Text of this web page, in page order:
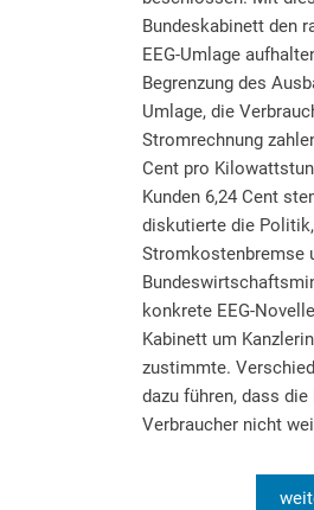
Bundeskabinett den
EEG-Umlage
Begrenzung des
Umlage, die
Stromrechnung
Cent pro
Kunden 6,24 Cent
diskutierte die
Stromkostenbremse
konkrete EEG-
Kabinett um
zustimmte.
dazu führen, dass
Verbraucher nicht